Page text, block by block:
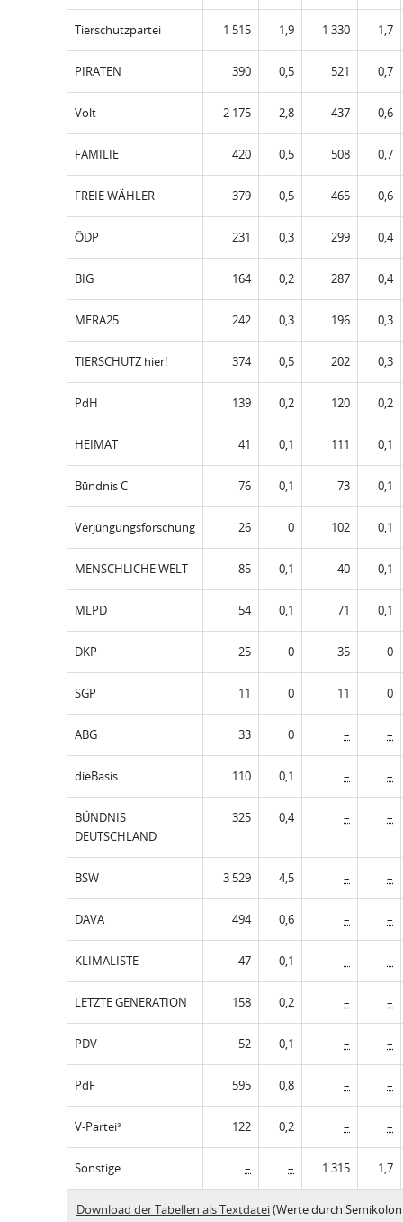
Tierschutzpartei 1 515 1,9 1 330 1,7
PIRATEN 390 0,5 521 0,7
Volt 2 175 2,8 437 0,6
FAMILIE 420 0,5 508 0,7
FREIE WÄHLER 379 0,5 465 0,6
ÖDP 231 0,3 299 0,4
BIG 164 0,2 287 0,4
MERA25 242 0,3 196 0,3
TIERSCHUTZ hier! 374 0,5 202 0,3
PdH 139 0,2 120 0,2
HEIMAT 41 0,1 111 0,1
Bündnis C 76 0,1 73 0,1
Verjüngungsforschung 26 0 102 0,1
MENSCHLICHE WELT 85 0,1 40 0,1
MLPD 54 0,1 71 0,1
DKP 25 0 35 0
SGP 11 0 11 0
ABG 33 0 – –
dieBasis 110 0,1 – –
BÜNDNIS
DEUTSCHLAND
325 0,4 – –
BSW 3 529 4,5 – –
DAVA 494 0,6 – –
KLIMALISTE 47 0,1 – –
LETZTE GENERATION 158 0,2 – –
PDV 52 0,1 – –
PdF 595 0,8 – –
V-Partei³ 122 0,2 – –
Sonstige – – 1 315 1,7
Download der Tabellen als Textdatei(Werte durch